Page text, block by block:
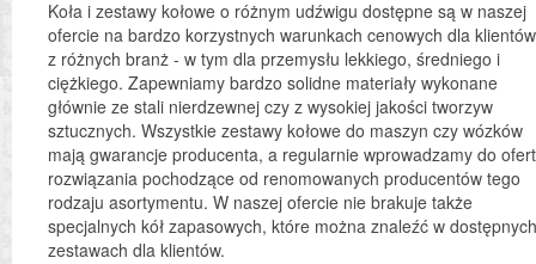
Koła i zestawy kołowe o różnym udźwigu dostępne są w naszej
ofercie na bardzo korzystnych warunkach cenowych dla klientów
z różnych branż - w tym dla przemysłu lekkiego, średniego i
ciężkiego. Zapewniamy bardzo solidne materiały wykonane
głównie ze stali nierdzewnej czy z wysokiej jakości tworzyw
sztucznych. Wszystkie zestawy kołowe do maszyn czy wózków
mają gwarancje producenta, a regularnie wprowadzamy do
rozwiązania pochodzące od renomowanych producentów tego
rodzaju asortymentu. W naszej ofercie nie brakuje także
specjalnych kół zapasowych, które można znaleźć w dostępnych
zestawach dla klientów.